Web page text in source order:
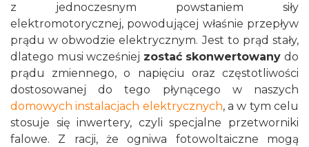
z jednoczesnym powstaniem siły
elektromotorycznej, powodującej właśnie przepływ
prądu w obwodzie elektrycznym. Jest to prąd stały,
dlatego musi wcześniej zostać skonwertowany do
prądu zmiennego, o napięciu oraz częstotliwości
dostosowanej do tego płynącego w naszych
domowych instalacjach elektrycznych, a w tym celu
stosuje się inwertery, czyli specjalne przetworniki
falowe. Z racji, że ogniwa fotowoltaiczne mogą